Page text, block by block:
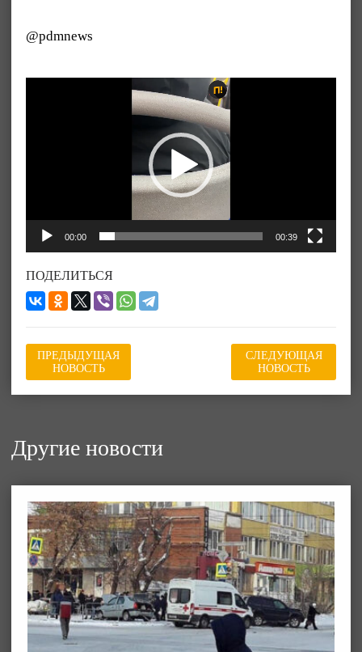
@pdmnews
00:00 00:39
ПОДЕЛИТЬСЯ
ПРЕДЫДУЩАЯ
НОВОСТЬ
СЛЕДУЮЩАЯ
НОВОСТЬ
Другие новости